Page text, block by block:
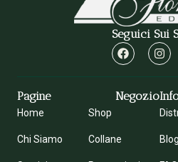
Seguici Sui
Pagine
Home
Chi Siamo
Negozio
Shop
Collane Blog